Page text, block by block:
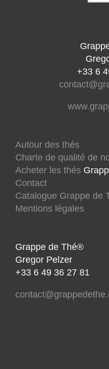
+33 6
Autour des thés
Charte de qualité de
Acheter les thés
Contact
Catalogue Grappe de
Mentions légales
Grappe de Thé®
Gregor Pelzer
+33 6 49 36 27 81